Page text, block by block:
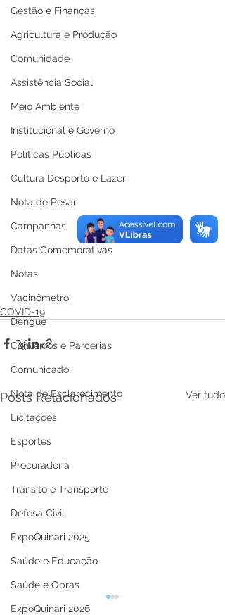
Gestão e Finanças
Agricultura e Produção
Comunidade
Assistência Social
Meio Ambiente
Institucional e Governo
Políticas Públicas
Cultura Desporto e Lazer
Nota de Pesar
Campanhas
Datas Comemorativas
Notas
Vacinômetro
Dengue
Convênios e Parcerias
Comunicado
Nota de Esclarecimento
Licitações
Esportes
Procuradoria
Trânsito e Transporte
Defesa Civil
ExpoQuinari 2025
Saúde e Educação
Saúde e Obras
ExpoQuinari 2026
COVID-19
Posts Relacionados Ver tudo